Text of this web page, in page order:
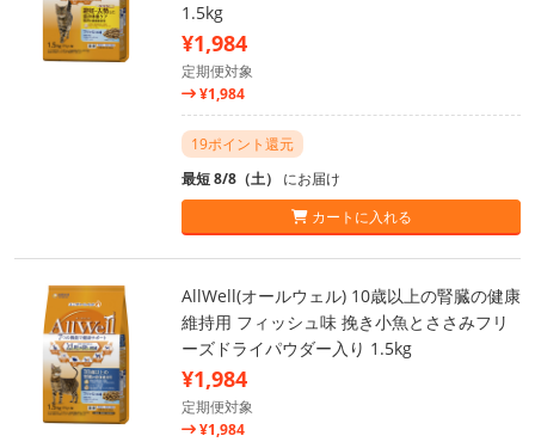
1.5kg
¥1,984
定期便対象
¥1,984
19ポイント還元
最短 8/8（土） にお届け
カートに入れる
AllWell(オールウェル) 10歳以上の腎臓の健康
維持用 フィッシュ味 挽き小魚とささみフリ
ーズドライパウダー入り 1.5kg
¥1,984
定期便対象
¥1,984